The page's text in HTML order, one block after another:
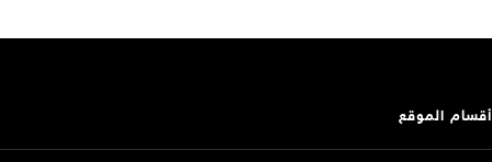
أقسام الموقع